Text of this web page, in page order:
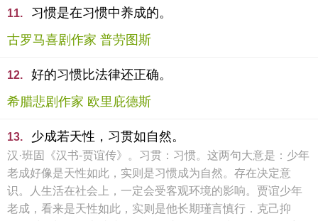
11.
习惯是在习惯中养成的。
古罗马喜剧作家 普劳图斯
12.
好的习惯比法律还正确。
希腊悲剧作家 欧里庇德斯
13. 少成若天性，习贯如自然。
汉·班固《汉书-贾谊传》。习贯：习惯。这两句大意是：少年
老成好像是天性如此，实则是习惯成为自然。存在决定意
识。人生活在社会上，一定会受客观环境的影响。贾谊少年
老成，看来是天性如此，实则是他长期瑾言慎行．克己抑